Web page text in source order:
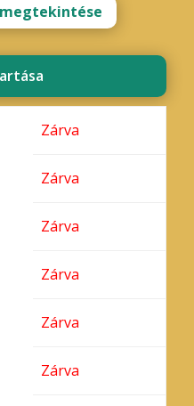
Zárva
Zárva
Zárva
Zárva
Zárva
Zárva